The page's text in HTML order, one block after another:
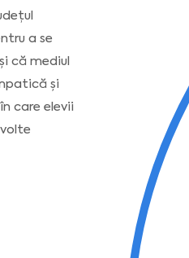
a se
că mediul
și
care elevii